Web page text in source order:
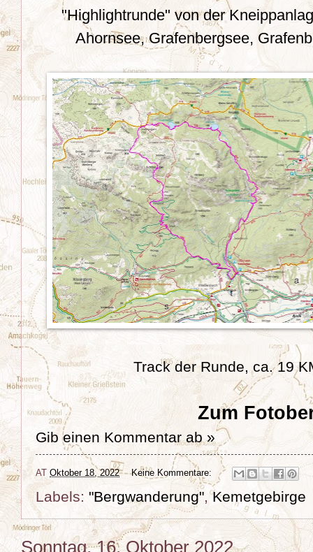
"Highlightrunde" von der
Ahornsee, Grafenbergsee,
Track der Runde, ca. 19
Zum
Gib einen Kommentar ab »
AT Oktober 18, 2022 Keine Kommentare:
Labels: "Bergwanderung",Kemetgebirge
Sonntag, 16. Oktober 2022